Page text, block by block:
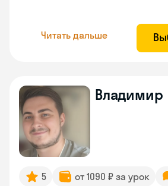
Читать дальше
Владимир
5 от 1090 ₽ за урок